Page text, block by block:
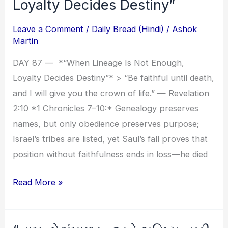
Loyalty Decides Destiny”
Leave a Comment / Daily Bread (Hindi) / Ashok
Martin
DAY 87 — *“When Lineage Is Not Enough,
Loyalty Decides Destiny”* > “Be faithful until death,
and I will give you the crown of life.” — Revelation
2:10 *1 Chronicles 7–10:* Genealogy preserves
names, but only obedience preserves purpose;
Israel’s tribes are listed, yet Saul’s fall proves that
position without faithfulness ends in loss—he died
Not
Enough,
Loyalty
Decides
Destiny”
Read More »